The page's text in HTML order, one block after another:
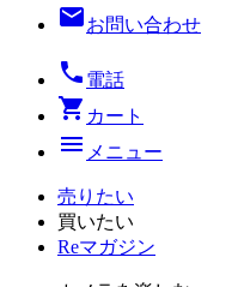
mailお問い合わせ
local_phone 電話
shopping_cart カート
menu メニュー
売りたい
買いたい
Reマガジン